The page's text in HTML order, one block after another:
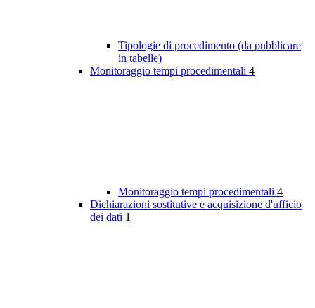
Tipologie di procedimento (da pubblicare
in tabelle)
Monitoraggio tempi procedimentali 4
Monitoraggio tempi procedimentali 4
Dichiarazioni sostitutive e acquisizione d'ufficio
dei dati 1